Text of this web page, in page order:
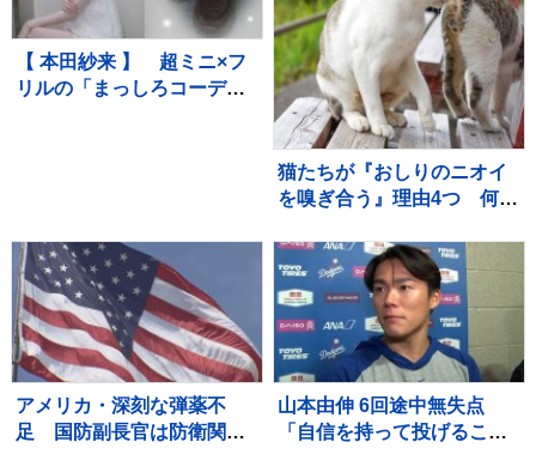
【 本田紗来 】 超ミニ×フ
リルの「まっしろコーデ」
猫たちが『おしりのニオイ
を嗅ぎ合う』理由4つ 何を
つ意味を解説
アメリカ・深刻な弾薬不
足 国防副長官は防衛関連
山本由伸 6回途中無失点
「自信を持って投げること